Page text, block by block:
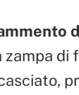
di